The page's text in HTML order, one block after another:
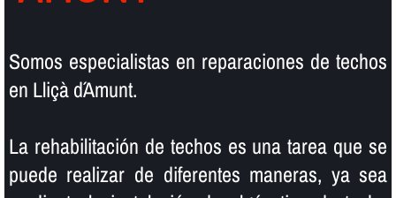
Somos especialistas en reparaciones de techos
en Lliçà d´Amunt.
La rehabilitación de techos es una tarea que se
puede realizar de diferentes maneras, ya sea